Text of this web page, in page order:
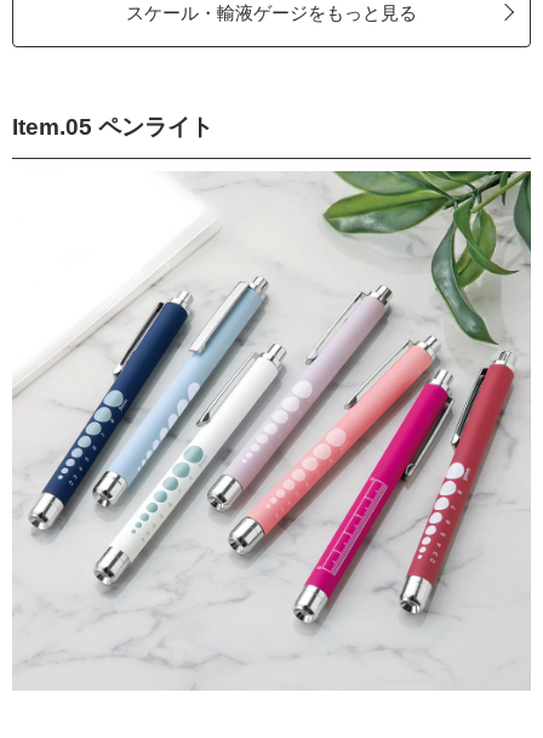
スケール・輸液ゲージをもっと見る
Item.05 ペンライト